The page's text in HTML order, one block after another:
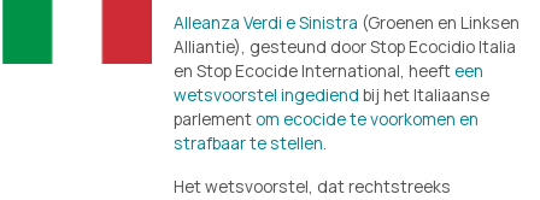
Alleanza Verdi e Sinistra (Groenen en Linksen
Alliantie), gesteund door Stop Ecocidio Italia
en Stop Ecocide International, heeft een
wetsvoorstel ingediend bij het Italiaanse
parlement om ecocide te voorkomen en
strafbaar te stellen.
Het wetsvoorstel, dat rechtstreeks